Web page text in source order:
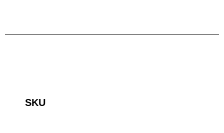
SKU